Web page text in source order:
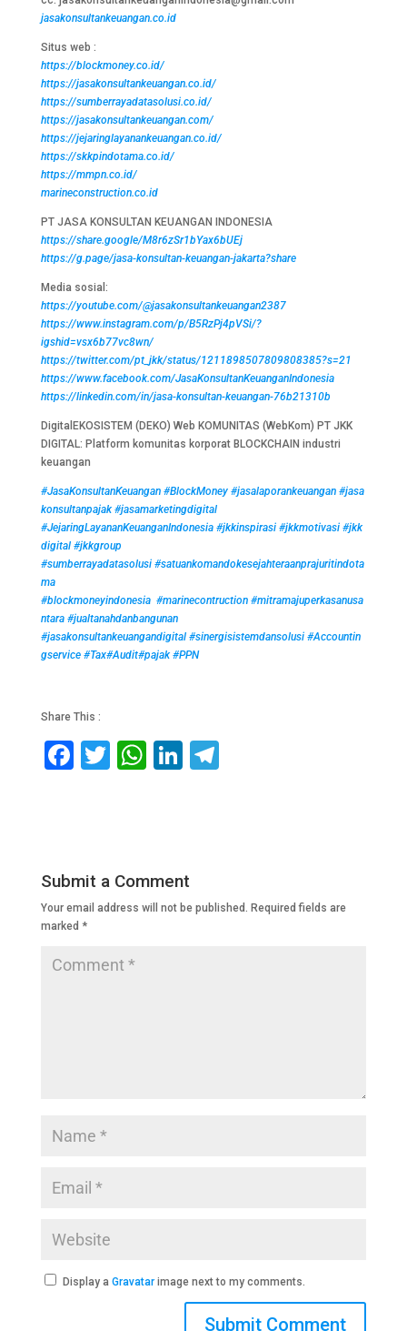
jasakonsultankeuangan.co.id
Situs web :
https://blockmoney.co.id/
https://jasakonsultankeuangan.co.id/
https://sumberrayadatasolusi.co.id/
https://jasakonsultankeuangan.com/
https://jejaringlayanankeuangan.co.id/
https://skkpindotama.co.id/
https://mmpn.co.id/
marineconstruction.co.id
PT JASA KONSULTAN KEUANGAN INDONESIA
https://share.google/M8r6zSr1bYax6bUEj
https://g.page/jasa-konsultan-keuangan-jakarta?share
Media sosial:
https://youtube.com/@jasakonsultankeuangan2387
https://www.instagram.com/p/B5RzPj4pVSi/?
igshid=vsx6b77vc8wn/
https://twitter.com/pt_jkk/status/1211898507809808385?s=21
https://www.facebook.com/JasaKonsultanKeuanganIndonesia
https://linkedin.com/in/jasa-konsultan-keuangan-76b21310b
DigitalEKOSISTEM (DEKO) Web KOMUNITAS (WebKom) PT JKK
DIGITAL: Platform komunitas korporat BLOCKCHAIN industri
keuangan
#JasaKonsultanKeuangan #BlockMoney #jasalaporankeuangan #jasa
konsultanpajak #jasamarketingdigital
#JejaringLayananKeuanganIndonesia #jkkinspirasi #jkkmotivasi #jkk
digital #jkkgroup
#sumberrayadatasolusi #satuankomandokesejahteraanprajuritindota
ma
#blockmoneyindonesia #marinecontruction #mitramajuperkasanusa
ntara #jualtanahdanbangunan
#jasakonsultankeuangandigital #sinergisistemdansolusi #Accountin
gservice #Tax#Audit#pajak #PPN
Share This :
F
b
o
o
k
T W
A
p
Li
dI
n
T
m
Submit a Comment
Your email address will not be published. Required fields are
marked *
Display a Gravatarimage next to my comments.